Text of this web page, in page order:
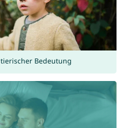
Bedeutung